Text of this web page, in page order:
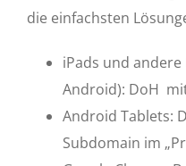
die einfachsten
iPads und
Android): DoH
Android Tablets:
Subdomain im